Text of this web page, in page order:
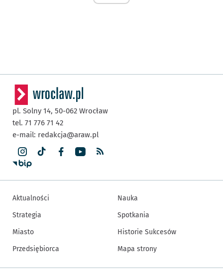
pl. Solny 14, 50-062 Wrocław
tel. 71 776 71 42
e-mail: redakcja@araw.pl
Aktualności
Strategia
Miasto
Przedsiębiorca
Nauka
Spotkania
Historie Sukcesów
Mapa strony